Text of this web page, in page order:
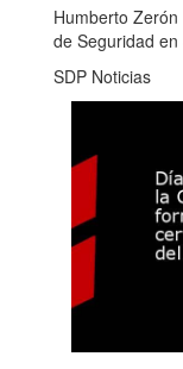
Humberto
de Seguridad
SDP Noticias